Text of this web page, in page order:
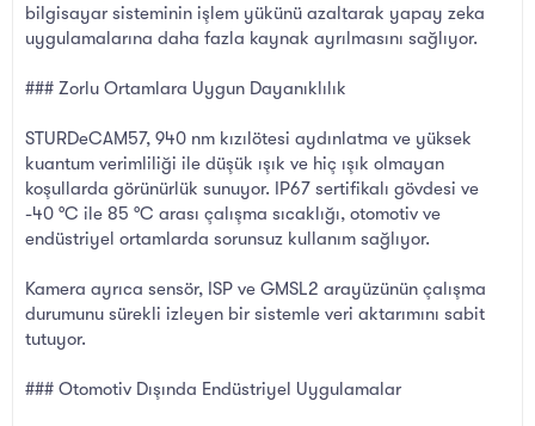
bilgisayar sisteminin işlem yükünü azaltarak yapay zeka
uygulamalarına daha fazla kaynak ayrılmasını sağlıyor.
### Zorlu Ortamlara Uygun Dayanıklılık
STURDeCAM57, 940 nm kızılötesi aydınlatma ve yüksek
kuantum verimliliği ile düşük ışık ve hiç ışık olmayan
koşullarda görünürlük sunuyor. IP67 sertifikalı gövdesi ve
-40 °C ile 85 °C arası çalışma sıcaklığı, otomotiv ve
endüstriyel ortamlarda sorunsuz kullanım sağlıyor.
Kamera ayrıca sensör, ISP ve GMSL2 arayüzünün çalışma
durumunu sürekli izleyen bir sistemle veri aktarımını sabit
tutuyor.
### Otomotiv Dışında Endüstriyel Uygulamalar